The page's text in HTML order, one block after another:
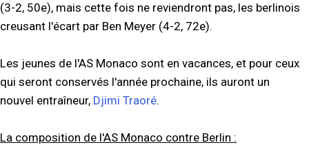
(3-2, 50e), mais cette fois ne reviendront pas, les berlinois
creusant l'écart par Ben Meyer (4-2, 72e).
Les jeunes de l'AS Monaco sont en vacances, et pour ceux
qui seront conservés l'année prochaine, ils auront un
nouvel entraîneur, Djimi Traoré.
La composition de l'AS Monaco contre Berlin :